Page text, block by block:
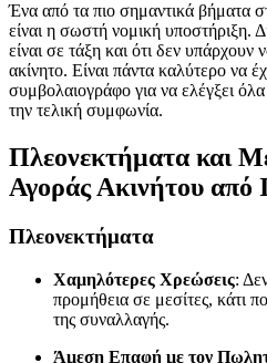
Ένα από τα πιο σημαντικά βήματα
είναι η σωστή νομική υποστήριξη.
είναι σε τάξη και ότι δεν υπάρχουν
ακίνητο. Είναι πάντα καλύτερο να
συμβολαιογράφο για να ελέγξει
την τελική συμφωνία.
Πλεονεκτήματα και
Αγοράς Ακινήτου από
Πλεονεκτήματα
Χαμηλότερες Χρεώσεις:
προμήθεια σε μεσίτες, κάτι
της συναλλαγής.
Άμεση Επαφή με τον